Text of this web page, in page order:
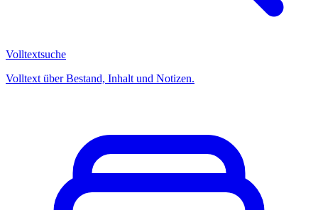
Volltextsuche
Volltext über Bestand, Inhalt und Notizen.